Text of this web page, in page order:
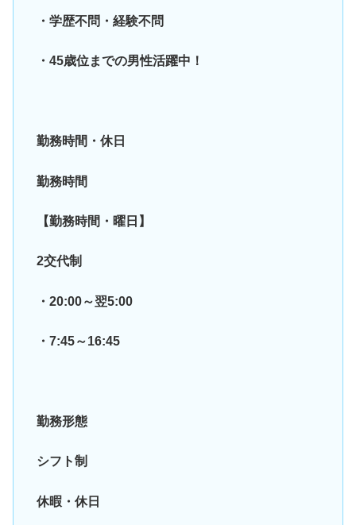
・学歴不問・経験不問
・45歳位までの男性活躍中！
勤務時間・休日
勤務時間
【勤務時間・曜日】
2交代制
・20:00～翌5:00
・7:45～16:45
勤務形態
シフト制
休暇・休日